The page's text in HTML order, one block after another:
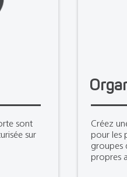
sont
sur
Créez
pour les
groupes
propres